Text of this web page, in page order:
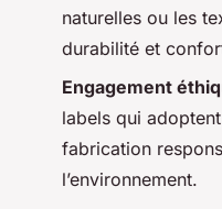
naturelles ou les
durabilité et
Engagement
labels qui
fabrication
l’environnement.